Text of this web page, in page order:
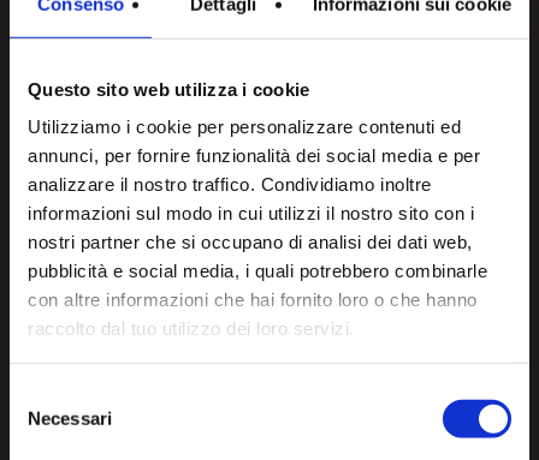
Questo sito web utilizza i cookie
Utilizziamo i cookie per personalizzare contenuti ed
annunci, per fornire funzionalità dei social media e per
analizzare il nostro traffico. Condividiamo inoltre
informazioni sul modo in cui utilizzi il nostro sito con i
nostri partner che si occupano di analisi dei dati web,
pubblicità e social media, i quali potrebbero combinarle
con altre informazioni che hai fornito loro o che hanno
raccolto dal tuo utilizzo dei loro servizi.
delNecessari
Azienda
Consenso
Database
Dichiaro di avere accettato i termini dellaPrivacy Policy
Consenso
Marketing
Desidero ricevere informazioni su promozioni, prodotti e
servizi offerti da T.D. s.r.l., via Casali 40/42 - 61122 –
Pesaro, e dai suoi rivenditori tramite dispositivi elettronici di
comunicazione o terminali di telecomunicazione (es email,